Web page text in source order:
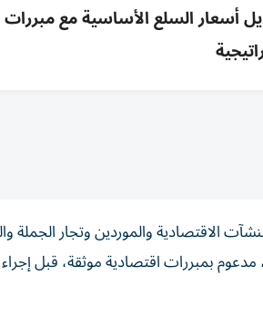
الاقتصادية والموردين وتجار الجملة
مدعوم بمبررات اقتصادية موثقة، قبل